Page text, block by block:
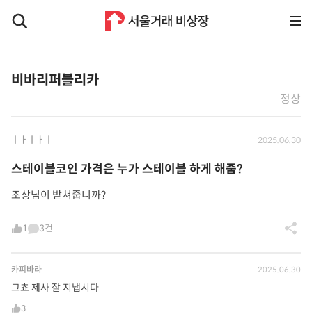
비바리퍼블리카
정상
ㅣㅏㅣㅏㅣ 2025.06.30
스테이블코인 가격은 누가 스테이블 하게 해줌?
조상님이 받쳐줍니까?
1 3건
카피바라 2025.06.30
그쵸 제사 잘 지냅시다
3